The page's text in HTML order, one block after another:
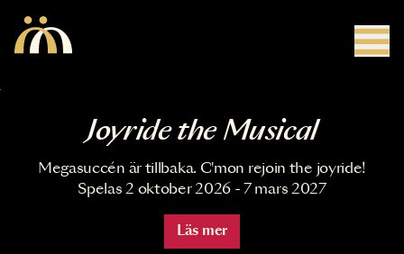
Joyride the Musical
Megasuccén är tillbaka. C'mon rejoin the joyride!
Spelas 2 oktober 2026 - 7 mars 2027
Läs mer